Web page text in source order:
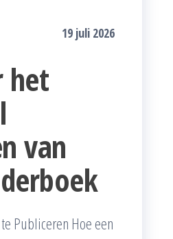
19 juli 2026
het
van
Publiceren Hoe een